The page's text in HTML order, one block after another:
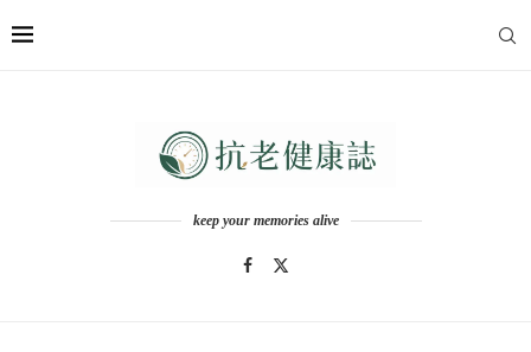
keep your memories alive